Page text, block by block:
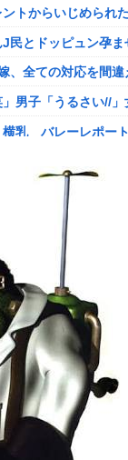
ントからいじめられ
J民とドッピュン孕
チ」6巻の表紙、え
300万円寄付」→ (ヽ
日本の消防署を訪
」 日本の普通のテ
」高市政権の経済政
ｗｗｗｗｗｗ
東方コラボ、EXレ
な犬の成長記録、愛
見よ！！！
止に追い込まれる
乳！！
いという現実ｗｗｗ
ントからいじめられ
J民とドッピュン孕
、全ての対応を間
」男子「うるさい//
乳 バレーレポート
「KDDX」1番艦
とも腋を見せてくれ
は工作垢だ」と示
カ乳を強調させた
万円の人と結婚
だから聞くんだけ
ツィ 他
まった
てた82歳のおじい